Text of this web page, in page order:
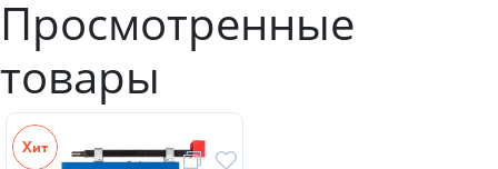
Просмотренные
товары